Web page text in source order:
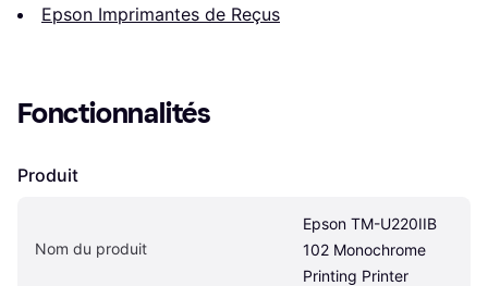
Epson Imprimantes de Reçus
Fonctionnalités
Produit
Nom du produit
Epson TM-U220IIB
102 Monochrome
Printing Printer